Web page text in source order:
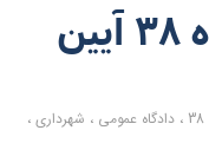
اعتراض به رای هیات حل اختلاف موضوع ماده ۳۸ آیین
، دادگاه عمومی ، شهرداری،